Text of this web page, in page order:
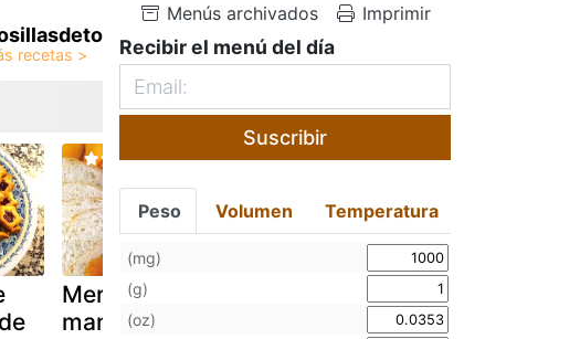
Mermelada de
mandarinas
Menús archivados Imprimir
Recibir el menú del día
Suscribir
Peso Volumen Temperatura
(mg)
(g)
(oz)